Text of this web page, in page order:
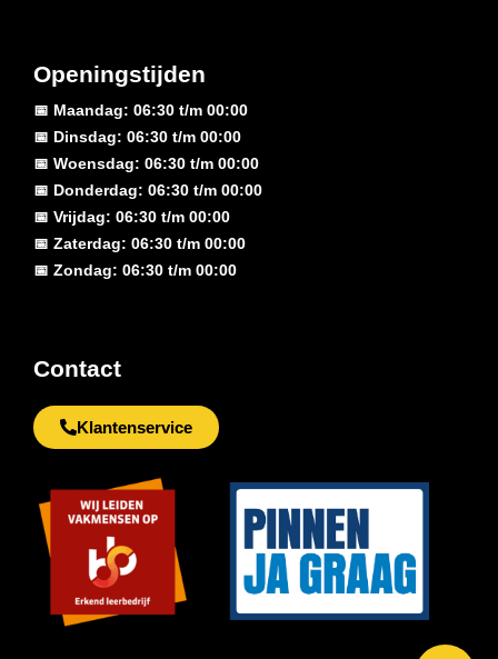
Openingstijden
📅 Maandag: 06:30 t/m 00:00
📅 Dinsdag: 06:30 t/m 00:00
📅 Woensdag: 06:30 t/m 00:00
📅 Donderdag: 06:30 t/m 00:00
📅 Vrijdag: 06:30 t/m 00:00
📅 Zaterdag: 06:30 t/m 00:00
📅 Zondag: 06:30 t/m 00:00
Contact
Klantenservice